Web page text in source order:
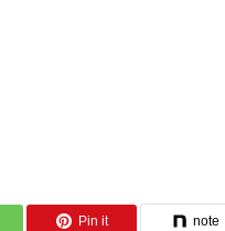
Pin it note